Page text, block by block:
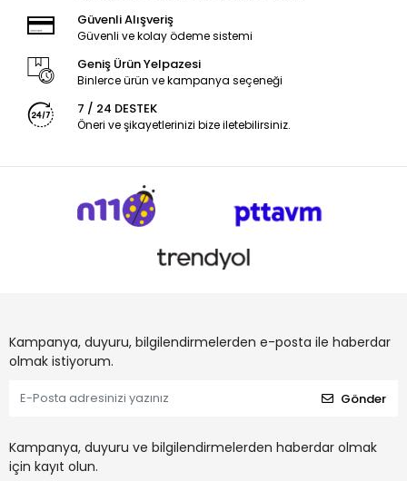
Güvenli Alışveriş
Güvenli ve kolay ödeme sistemi
Geniş Ürün Yelpazesi
Binlerce ürün ve kampanya seçeneği
7 / 24 DESTEK
Öneri ve şikayetlerinizi bize iletebilirsiniz.
Kampanya, duyuru, bilgilendirmelerden e-posta ile haberdar
olmak istiyorum.
Gönder
Kampanya, duyuru ve bilgilendirmelerden haberdar olmak
için kayıt olun.